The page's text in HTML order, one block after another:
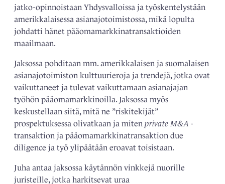
jatko-opinnoistaan Yhdysvalloissa ja työskentelystään
amerikkalaisessa asianajotoimistossa, mikä lopulta
johdatti hänet pääomamarkkinatransaktioiden
maailmaan.
Jaksossa pohditaan mm. amerikkalaisen ja suomalaisen
asianajotoimiston kulttuurieroja ja trendejä, jotka ovat
vaikuttaneet ja tulevat vaikuttamaan asianajajan
työhön pääomamarkkinoilla. Jaksossa myös
keskustellaan siitä, mitä ne ”riskitekijät”
prospektuksessa olivatkaan ja miten private M&A -
transaktion ja pääomamarkkinatransaktion due
diligence ja työ ylipäätään eroavat toisistaan.
Juha antaa jaksossa käytännön vinkkejä nuorille
juristeille, jotka harkitsevat uraa